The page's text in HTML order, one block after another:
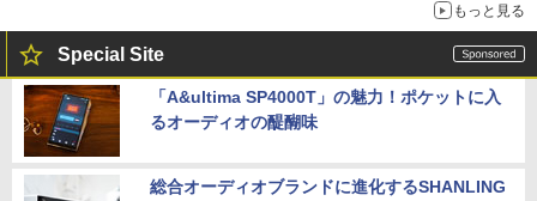
もっと見る
Special Site
「A&ultima SP4000T」の魅力！ポケットに入
るオーディオの醍醐味
総合オーディオブランドに進化するSHANLING